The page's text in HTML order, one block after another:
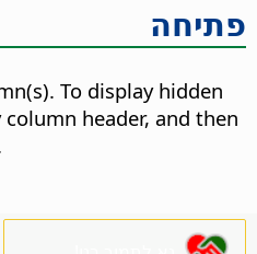
פתיחה
To display hidden
header, and then